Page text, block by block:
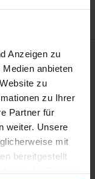
Anzeigen zu
anbieten
zu
zu Ihrer
Partner für
weiter. Unsere
mit
bereitgestellt